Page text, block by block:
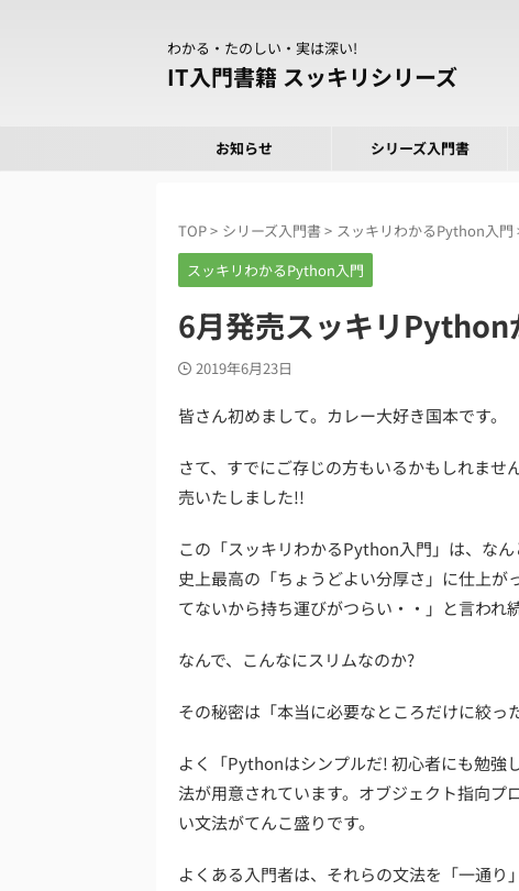
わかる・たのしい・実は深い!
IT入門書籍 スッキリシリーズ
お知らせ シリーズ入門書
TOP> シリーズ入門書> スッキリわかるPython入門
スッキリわかるPython入門
6月発売スッキリPython
2019年6月23日
皆さん初めまして。カレー大好き国本です。
さて、すでにご存じの方もいるかもしれませ
売いたしました!!
この「スッキリわかるPython入門」は、な
史上最高の「ちょうどよい分厚さ」に仕上が
てないから持ち運びがつらい・・」と言われ
なんで、こんなにスリムなのか?
その秘密は「本当に必要なところだけに絞っ
よく「Pythonはシンプルだ! 初心者にも勉
法が用意されています。オブジェクト指向プ
い文法がてんこ盛りです。
よくある入門者は、それらの文法を「一通